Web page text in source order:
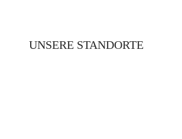
UNSERE STANDORTE